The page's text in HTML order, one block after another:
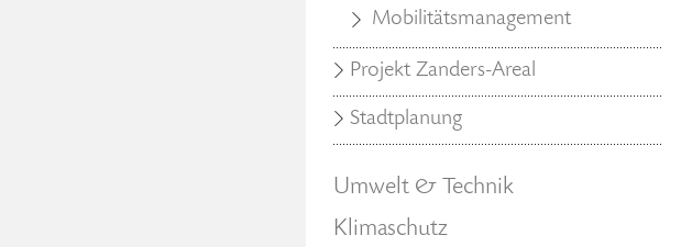
Mobilitätsmanagement
Projekt Zanders-Areal
Stadtplanung
Umwelt & Technik
Klimaschutz